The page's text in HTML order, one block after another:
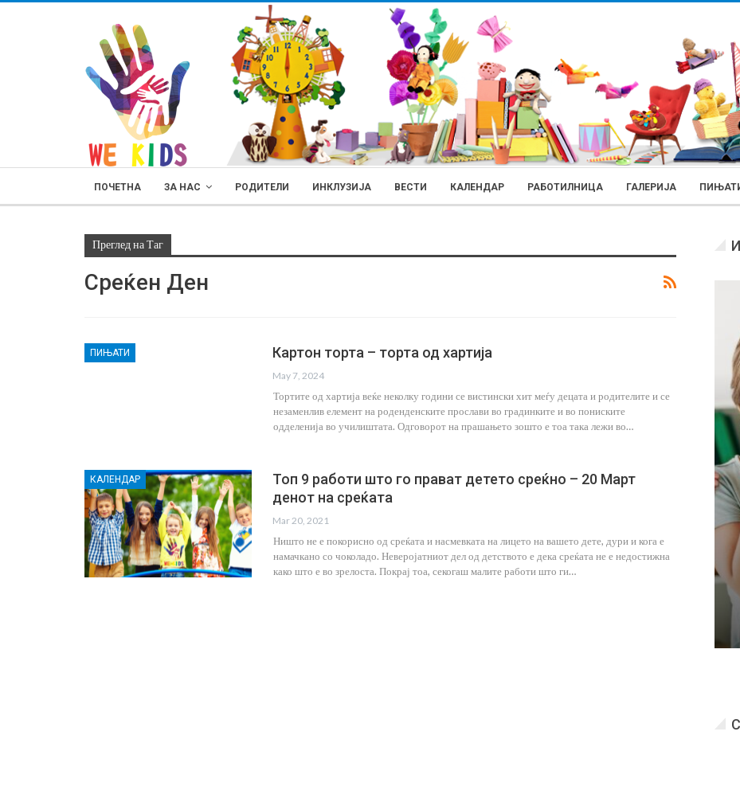
ПОЧЕТНА ЗА НАС РОДИТЕЛИ ИНКЛУЗИЈА ВЕСТИ КАЛЕНДАР РАБОТИЛНИЦА ГАЛЕРИЈА
Преглед на Таг
Среќен Ден
ПИЊАТИ Картон торта – торта од хартија
May 7, 2024
Тортите од хартија веќе неколку години се вистински хит меѓу децата и родителите и се
незаменлив елемент на роденденските прослави во градинките и во пониските
одделенија во училиштата. Одговорот на прашањето зошто е тоа така лежи во…
КАЛЕНДАР
Топ 9 работи што го прават детето среќно – 20 Март
денот на среќата
Mar 20, 2021
Ништо не е покорисно од среќата и насмевката на лицето на вашето дете, дури и кога е
намачкано со чоколадо. Неверојатниот дел од детството е дека среќата не е недостижна
како што е во зрелоста. Покрај тоа, секогаш малите работи што ги…
Кога Екранот Станува Пречка
Наместо Помош: Развојна
15 Работи Што Специјален
Едукатор Никогаш Не Би Ги